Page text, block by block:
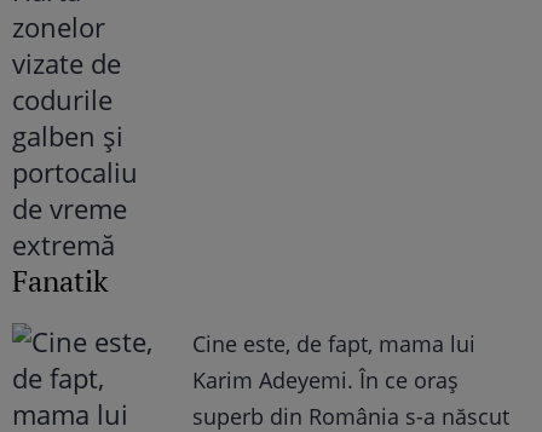
Fanatik
Cine este, de fapt, mama lui
Karim Adeyemi. În ce oraș
superb din România s-a născut